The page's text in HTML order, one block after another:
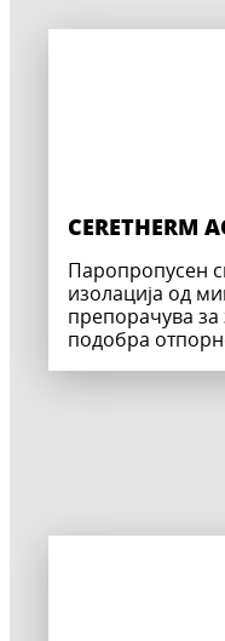
CERETHERM
Паропропусен
изолација од
препoрачува
подобра